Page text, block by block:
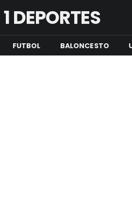
1 DEPORTES
FUTBOL BALONCESTO